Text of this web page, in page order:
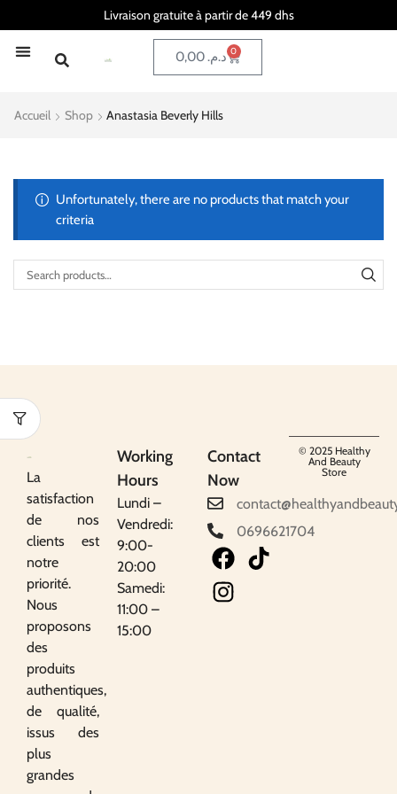
Livraison gratuite à partir de 449 dhs
د.م.0,00 0
Accueil Shop Anastasia Beverly Hills
Unfortunately, there are no products that match your
criteria
La
satisfaction
de nos
clients est
notre
priorité.
Nous
proposons
des
produits
authentiques,
de qualité,
issus des
plus
grandes
Working
Hours
Lundi –
Vendredi:
9:00-
20:00
Samedi:
11:00 –
15:00
Contact
Now
0696621704
© 2025 Healthy
And Beauty
Store